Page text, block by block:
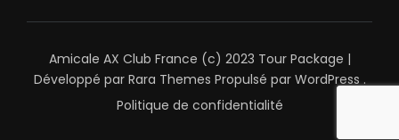
Amicale AX Club France (c) 2023 Tour Package |
Développé par Rara Themes Propulsé par WordPress.
Politique de confidentialité